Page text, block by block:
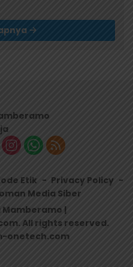
Etik
Privacy Policy
Media Siber
Mamberamo |
All rights reserved.
onetech.com